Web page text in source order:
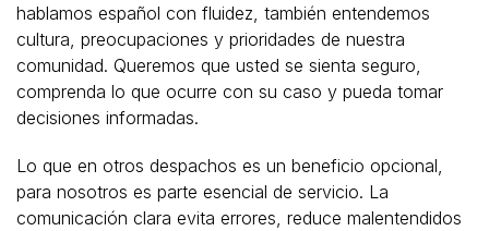
hablamos español con fluidez, también entendemos
cultura, preocupaciones y prioridades de nuestra
comunidad. Queremos que usted se sienta seguro,
comprenda lo que ocurre con su caso y pueda tomar
decisiones informadas.
Lo que en otros despachos es un beneficio opcional,
para nosotros es parte esencial de servicio. La
comunicación clara evita errores, reduce malentendidos